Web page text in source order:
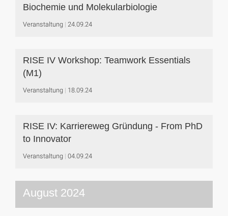
Biochemie und Molekularbiologie
Veranstaltung 24.09.24
RISE IV Workshop: Teamwork Essentials
(M1)
Veranstaltung 18.09.24
RISE IV: Karriereweg Gründung - From PhD
to Innovator
Veranstaltung 04.09.24
August 2024